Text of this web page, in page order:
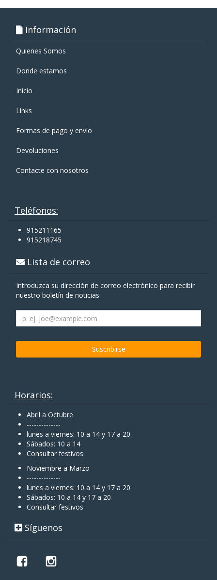
Información
Quienes Somos
Donde estamos
Inicio
Links
Formas de pago y enví­o
Devoluciones
Contacte con nosotros
Teléfonos:
915211165
915218745
Lista de correo
Introduzca su dirección de correo electrónico para recibir
nuestro boletín de noticias
Horarios:
Abril a Octubre
--------------
lunes a viernes: 10 a 14 y 17 a 20
Sábados: 10 a 14
Consultar festivos
Noviembre a Marzo
--------------
lunes a viernes: 10 a 14 y 17 a 20
Sábados: 10 a 14 y 17 a 20
Consultar festivos
Síguenos